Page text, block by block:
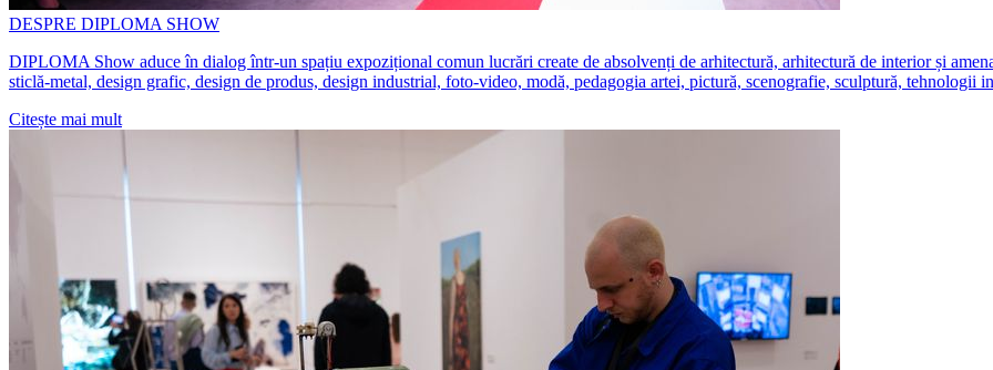
DESPRE DIPLOMA SHOW
DIPLOMA Show aduce în dialog într-un spațiu expozițional comun lucrări create de absolvenți de arhitectură, arhitectură de interior și
sticlă-metal, design grafic, design de produs, design industrial, foto-video, modă, pedagogia artei, pictură, scenografie, sculptură, tehnologii
Citește mai mult